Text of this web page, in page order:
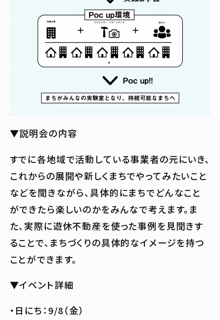
▼説明会の内容
すでに各地域で活動している事業者の元にいき、
これからの展開や新しくまちでやってみたいこと
などを聞きながら、具体的にまちでどんなこと
ができたら楽しいのかをみんなで考えます。ま
た、実際に遊休不動産を使った事例を見聞きす
ることで、まちづくりの具体的なイメージを持つ
ことができます。
▼イベント詳細
・日にち：9/8（金）